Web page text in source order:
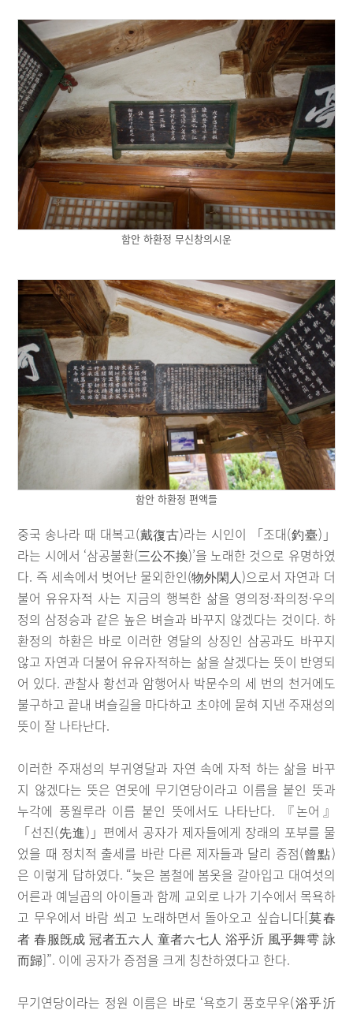
함안 하환정 무신창의시운
함안 하환정 편액들
중국 송나라 때 대복고(戴復古)라는 시인이 「조대(釣臺)」
라는 시에서 ‘삼공불환(三公不換)’을 노래한 것으로 유명하였
다. 즉 세속에서 벗어난 물외한인(物外閑人)으로서 자연과 더
불어 유유자적 사는 지금의 행복한 삶을 영의정·좌의정·우의
정의 삼정승과 같은 높은 벼슬과 바꾸지 않겠다는 것이다. 하
환정의 하환은 바로 이러한 영달의 상징인 삼공과도 바꾸지
않고 자연과 더불어 유유자적하는 삶을 살겠다는 뜻이 반영되
어 있다. 관찰사 황선과 암행어사 박문수의 세 번의 천거에도
불구하고 끝내 벼슬길을 마다하고 초야에 묻혀 지낸 주재성의
뜻이 잘 나타난다.
이러한 주재성의 부귀영달과 자연 속에 자적 하는 삶을 바꾸
지 않겠다는 뜻은 연못에 무기연당이라고 이름을 붙인 뜻과
누각에 풍월루라 이름 붙인 뜻에서도 나타난다. 『논어』
「선진(先進)」편에서 공자가 제자들에게 장래의 포부를 물
었을 때 정치적 출세를 바란 다른 제자들과 달리 증점(曾點)
은 이렇게 답하였다. “늦은 봄철에 봄옷을 갈아입고 대여섯의
어른과 예닐곱의 아이들과 함께 교외로 나가 기수에서 목욕하
고 무우에서 바람 쐬고 노래하면서 돌아오고 싶습니다[莫春
者 春服旣成 冠者五六人 童者六七人 浴乎沂 風乎舞雩 詠
而歸]”. 이에 공자가 증점을 크게 칭찬하였다고 한다.
무기연당이라는 정원 이름은 바로 ‘욕호기 풍호무우(浴乎沂